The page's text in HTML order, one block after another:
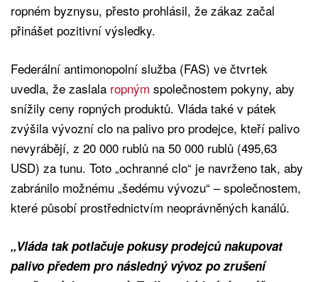
ropném byznysu, přesto prohlásil, že zákaz začal
přinášet pozitivní výsledky.
Federální antimonopolní služba (FAS) ve čtvrtek
uvedla, že zaslala ropným společnostem pokyny, aby
snížily ceny ropných produktů. Vláda také v pátek
zvýšila vývozní clo na palivo pro prodejce, kteří palivo
nevyrábějí, z 20 000 rublů na 50 000 rublů (495,63
USD) za tunu. Toto „ochranné clo“ je navrženo tak, aby
zabránilo možnému „šedému vývozu“ – společnostem,
které působí prostřednictvím neoprávněných kanálů.
„Vláda tak potlačuje pokusy prodejců nakupovat
palivo předem pro následný vývoz po zrušení